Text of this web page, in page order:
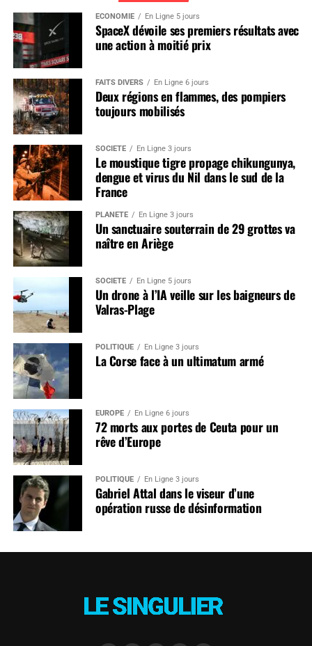
ÉCONOMIE En Ligne 5 jours
SpaceX dévoile ses premiers résultats avec
une action à moitié prix
FAITS DIVERS En Ligne 6 jours
Deux régions en flammes, des pompiers
toujours mobilisés
SOCIÉTÉ En Ligne 3 jours
Le moustique tigre propage chikungunya,
dengue et virus du Nil dans le sud de la
France
PLANÈTE En Ligne 3 jours
Un sanctuaire souterrain de 29 grottes va
naître en Ariège
SOCIÉTÉ En Ligne 5 jours
Un drone à l’IA veille sur les baigneurs de
Valras-Plage
POLITIQUE En Ligne 3 jours
La Corse face à un ultimatum armé
EUROPE En Ligne 6 jours
72 morts aux portes de Ceuta pour un
rêve d’Europe
POLITIQUE En Ligne 3 jours
Gabriel Attal dans le viseur d’une
opération russe de désinformation